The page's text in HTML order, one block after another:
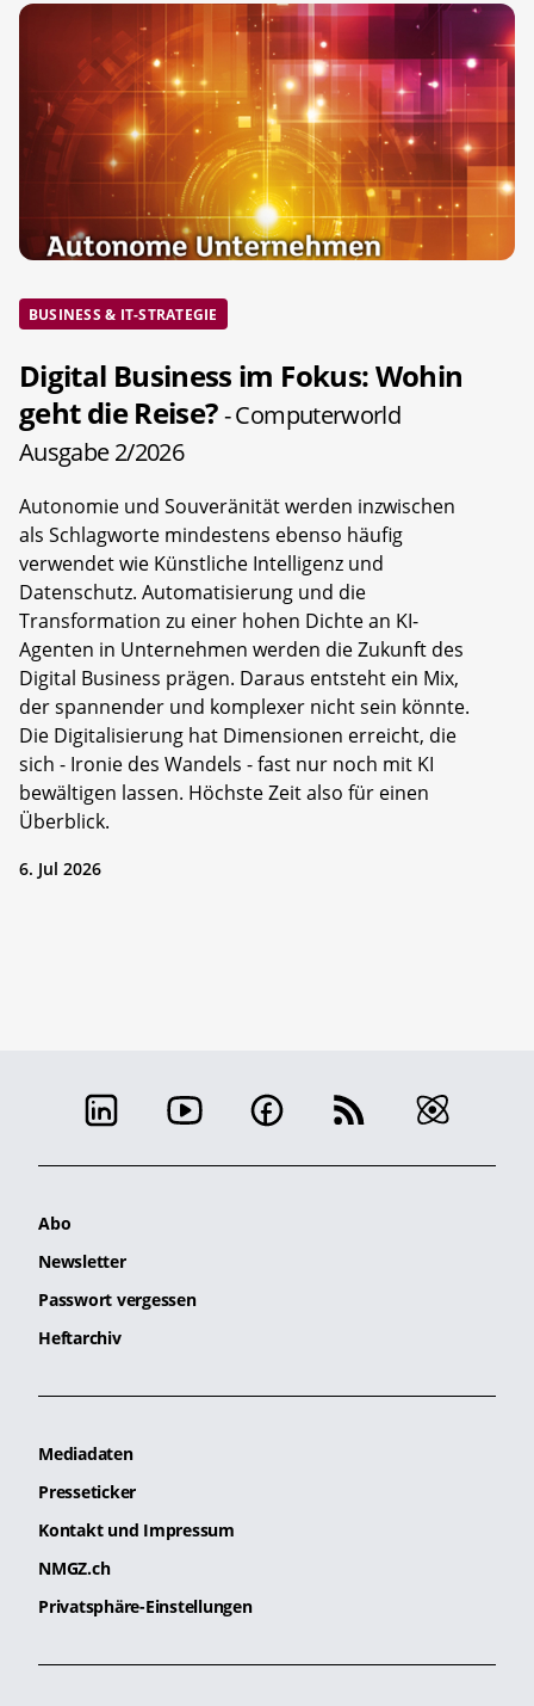
BUSINESS & IT-STRATEGIE
Digital Business im Fokus: Wohin
geht die Reise?- Computerworld
Ausgabe 2/2026
Autonomie und Souveränität werden inzwischen
als Schlagworte mindestens ebenso häufig
verwendet wie Künstliche Intelligenz und
Datenschutz. Automatisierung und die
Transformation zu einer hohen Dichte an KI-
Agenten in Unternehmen werden die Zukunft des
Digital Business prägen. Daraus entsteht ein Mix,
der spannender und komplexer nicht sein könnte.
Die Digitalisierung hat Dimensionen erreicht, die
sich - Ironie des Wandels - fast nur noch mit KI
bewältigen lassen. Höchste Zeit also für einen
Überblick.
6. Jul 2026
Abo
Newsletter
Passwort vergessen
Heftarchiv
Mediadaten
Presseticker
Kontakt und Impressum
NMGZ.ch
Privatsphäre-Einstellungen